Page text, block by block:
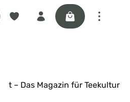
Du hast 0 Produkte auf dem
Warenkorb
t – Das Magazin für Teekultur